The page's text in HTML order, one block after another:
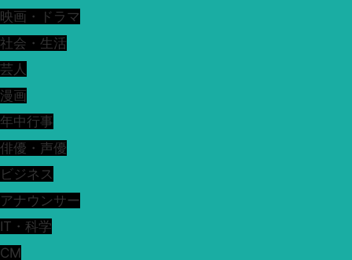
映画・ドラマ
社会・生活
芸人
漫画
年中行事
俳優・声優
ビジネス
アナウンサー
IT・科学
CM